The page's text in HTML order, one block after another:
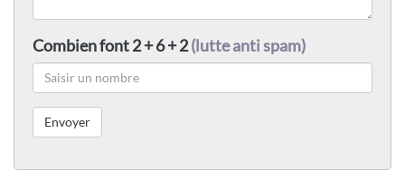
Combien font 2 + 6 + 2(lutte anti spam)